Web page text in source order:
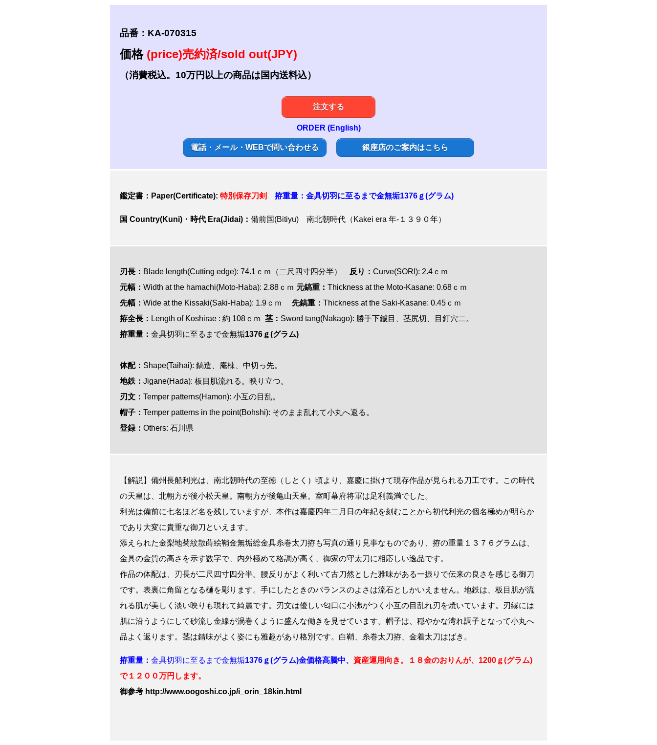
品番：KA-070315
価格 (price)売約済/sold out(JPY)
（消費税込。10万円以上の商品は国内送料込）
注文する
ORDER (English)
電話・メール・WEBで問い合わせる 銀座店のご案内はこちら
鑑定書：Paper(Certificate): 特別保存刀剣 拵重量： 金具切羽に至るまで金無垢1376ｇ(グラム)
国 Country(Kuni)・時代 Era(Jidai)： 備前国(Bitiyu) 南北朝時代（Kakei era 年-１３９０年）
刃長： Blade length(Cutting edge): 74.1ｃｍ（二尺四寸四分半） 反り： Curve(SORI): 2.4ｃｍ
元幅： Width at the hamachi(Moto-Haba): 2.88ｃｍ 元鎬重： Thickness at the Moto-Kasane: 0.68ｃｍ
先幅： Wide at the Kissaki(Saki-Haba): 1.9ｃｍ 先鎬重： Thickness at the Saki-Kasane: 0.45ｃｍ
拵全長： Length of Koshirae : 約 108ｃｍ 茎： Sword tang(Nakago): 勝手下鑢目、茎尻切、目釘穴二。
拵重量： 金具切羽に至るまで金無垢1376ｇ(グラム)
体配： Shape(Taihai): 鎬造、庵棟、中切っ先。
地鉄： Jigane(Hada): 板目肌流れる。映り立つ。
刃文 ： Temper patterns(Hamon): 小互の目乱。
帽子： Temper patterns in the point(Bohshi): そのまま乱れて小丸へ返る。
登録： Others: 石川県
【解説】備州長船利光は、南北朝時代の至徳（しとく）頃より、嘉慶に掛けて現存作品が見られる刀工です。この時代
の天皇は、北朝方が後小松天皇。南朝方が後亀山天皇。室町幕府将軍は足利義満でした。
利光は備前に七名ほど名を残していますが、本作は嘉慶四年二月日の年紀を刻むことから初代利光の個名極めが明らか
であり大変に貴重な御刀といえます。
添えられた金梨地菊紋散蒔絵鞘金無垢総金具糸巻太刀拵も写真の通り見事なものであり、拵の重量１３７６グラムは、
金具の金質の高さを示す数字で、内外極めて格調が高く、御家の守太刀に相応しい逸品です。
作品の体配は、刃長が二尺四寸四分半。腰反りがよく利いて古刀然とした雅味がある一振りで伝来の良さを感じる御刀
です。表裏に角留となる樋を彫ります。手にしたときのバランスのよさは流石としかいえません。地鉄は、板目肌が流
れる肌が美しく淡い映りも現れて綺麗です。刃文は優しい匂口に小沸がつく小互の目乱れ刃を焼いています。刃縁には
肌に沿うようにして砂流し金線が渦巻くように盛んな働きを見せています。帽子は、穏やかな湾れ調子となって小丸へ
品よく返ります。茎は錆味がよく姿にも雅趣があり格別です。白鞘、糸巻太刀拵、金着太刀はばき。
拵重量： 金具切羽に至るまで金無垢1376ｇ(グラム)金価格高騰中、 資産運用向き。１８金のおりんが、1200 ｇ(グラム)
で１２００万円します。
御参考 http://www.oogoshi.co.jp/i_orin_18kin.html